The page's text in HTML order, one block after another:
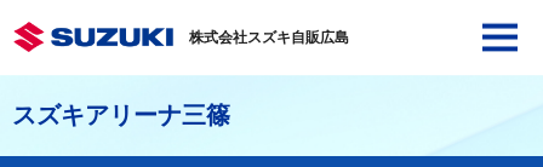
株式会社スズキ自販広島
スズキアリーナ三篠